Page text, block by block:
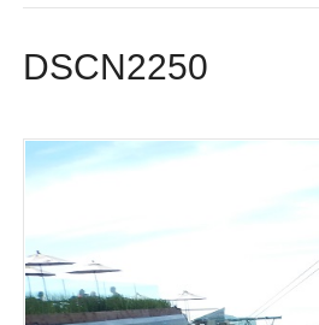
DSCN2250